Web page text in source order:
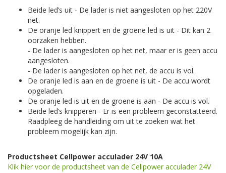
Beide led’s uit - De lader is niet aangesloten op het 220V
net.
De oranje led knippert en de groene led is uit - Dit kan 2
oorzaken hebben.
- De lader is aangesloten op het net, maar er is geen accu
aangesloten.
- De lader is aangesloten op het net, de accu is vol.
De oranje led is aan en de groene is uit - De accu wordt
opgeladen.
De oranje led is uit en de groene is aan - De accu is vol.
Beide led’s knipperen - Er is een probleem geconstatteerd.
Raadpleeg de handleiding om uit te zoeken wat het
probleem mogelijk kan zijn.
Productsheet Cellpower acculader 24V 10A
Klik hier voor de productsheet van de Cellpower acculader 24V